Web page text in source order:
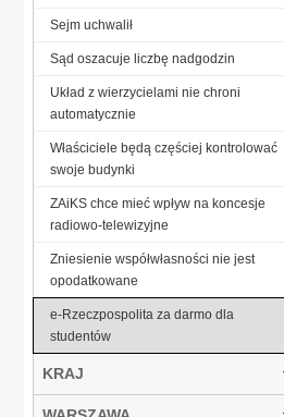
Sejm uchwalił
Sąd oszacuje liczbę nadgodzin
Układ z wierzycielami nie chroni
automatycznie
Właściciele będą częściej kontrolować
swoje budynki
ZAiKS chce mieć wpływ na koncesje
radiowo-telewizyjne
Zniesienie współwłasności nie jest
opodatkowane
e-Rzeczpospolita za darmo dla
studentów
KRAJ